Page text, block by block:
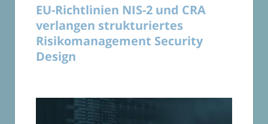
EU-Richtlinien NIS-2 und CRA
verlangen strukturiertes
Risikomanagement Security
Design